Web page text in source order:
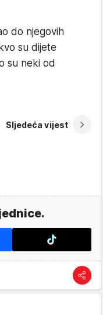
do njegovih
su dijete
su neki od
Sljedeća vijest